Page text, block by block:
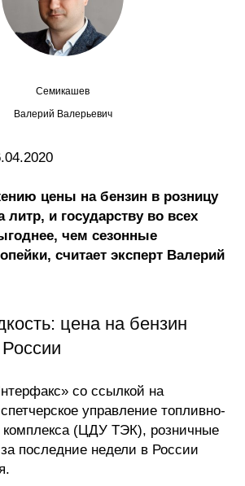
для СМИ
прогнозирования
журналов
для авторов
требования
Семикашев
Валерий Валерьевич
цены на бензин в розницу
и государству во всех
чем сезонные
считает эксперт Валерий
цена на бензин
со ссылкой на
управление топливно-
комплекса (ЦДУ ТЭК), розничные
последние недели в России